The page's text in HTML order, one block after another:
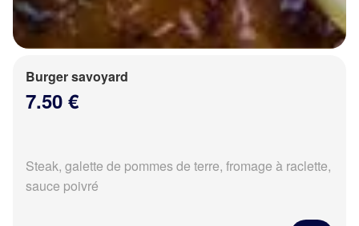
Burger savoyard
7.50 €
Steak, galette de pommes de terre, fromage à raclette,
sauce poivré